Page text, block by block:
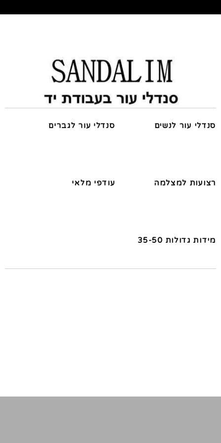
סנדלי עור לנשים סנדלי עור לגברים
רצועות למצלמה עודפי מלאי
מידות גדולות 35-50